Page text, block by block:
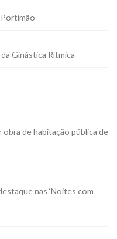
Portimão
Ginástica Rítmica
obra de habitação pública de
nas ‘Noites com